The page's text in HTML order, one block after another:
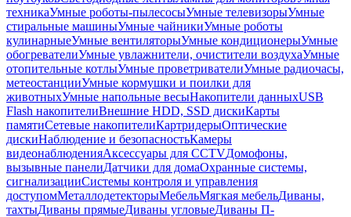
техникаУмные роботы-пылесосыУмные телевизорыУмные
стиральные машиныУмные чайникиУмные роботы
кулинарныеУмные вентиляторыУмные кондиционерыУмные
обогревателиУмные увлажнители, очистители воздухаУмные
отопительные котлыУмные проветривателиУмные радиочасы,
метеостанцииУмные кормушки и поилки для
животныхУмные напольные весыНакопители данныхUSB
Flash накопителиВнешние HDD, SSD дискиКарты
памятиСетевые накопителиКартридерыОптические
дискиНаблюдение и безопасностьКамеры
видеонаблюденияАксессуары для CCTVДомофоны,
вызывные панелиДатчики для домаОхранные системы,
сигнализацииСистемы контроля и управления
доступомМеталлодетекторыМебельМягкая мебельДиваны,
тахтыДиваны прямыеДиваны угловыеДиваны П-